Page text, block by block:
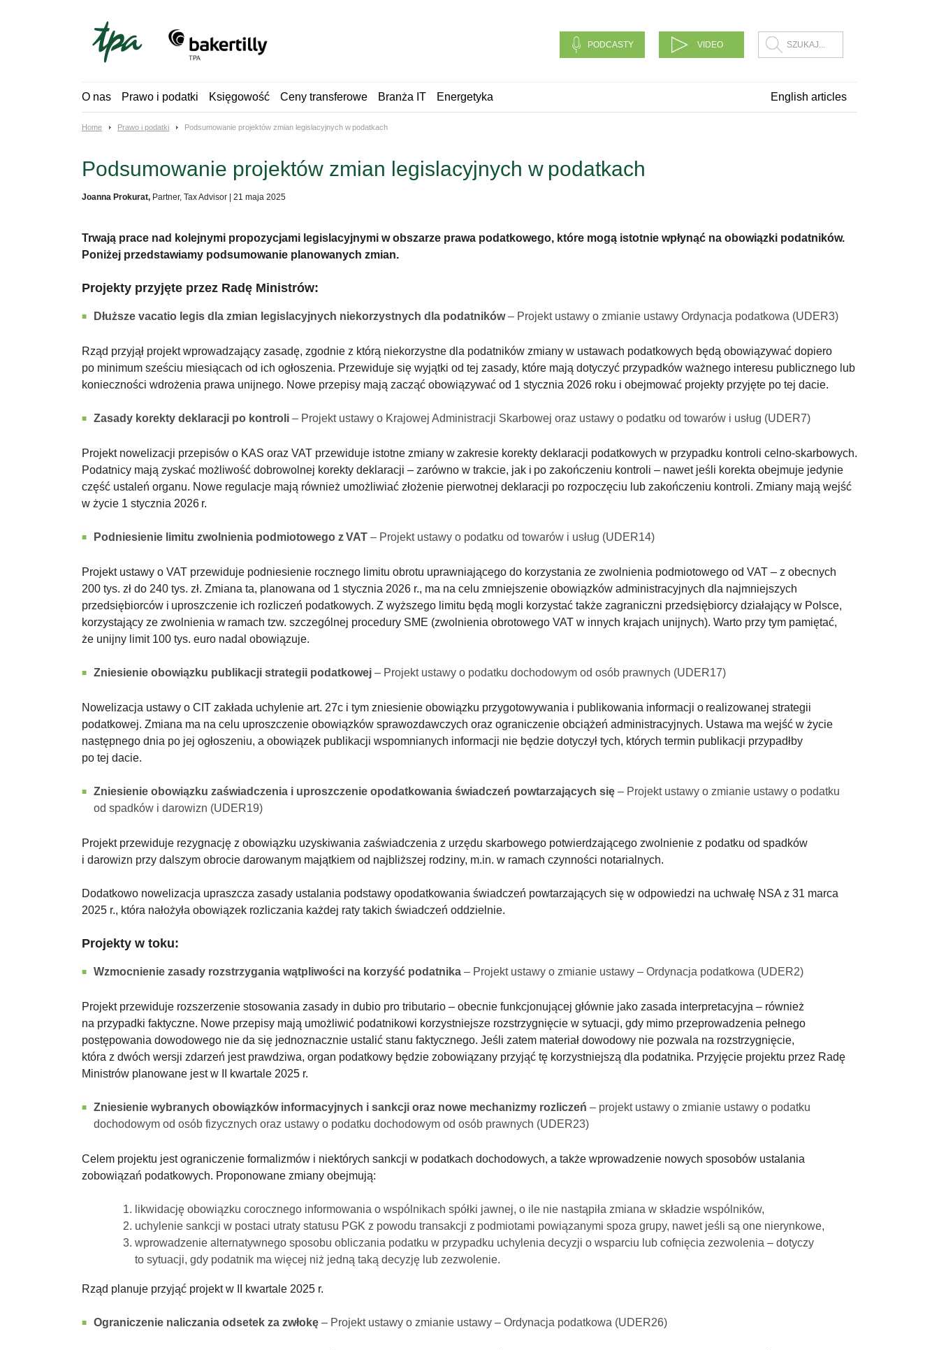
PODCASTY VIDEO
O nas Prawo i podatki Księgowość Ceny transferowe Branża IT Energetyka English articles
Home Prawo i podatki Podsumowanie projektów zmian legislacyjnych w podatkach
Podsumowanie projektów zmian legislacyjnych w podatkach
Joanna Prokurat, Partner, Tax Advisor 21 maja 2025
Trwają prace nad kolejnymi propozycjami legislacyjnymi w obszarze prawa podatkowego, które mogą istotnie wpłynąć na obowiązki podatników.
Poniżej przedstawiamy podsumowanie planowanych zmian.
Projekty przyjęte przez Radę Ministrów:
Dłuższe vacatio legis dla zmian legislacyjnych niekorzystnych dla podatników– Projekt ustawy o zmianie ustawy Ordynacja podatkowa (UDER3)
Rząd przyjął projekt wprowadzający zasadę, zgodnie z którą niekorzystne dla podatników zmiany w ustawach podatkowych będą obowiązywać dopiero
po minimum sześciu miesiącach od ich ogłoszenia. Przewiduje się wyjątki od tej zasady, które mają dotyczyć przypadków ważnego interesu publicznego lub
konieczności wdrożenia prawa unijnego. Nowe przepisy mają zacząć obowiązywać od 1 stycznia 2026 roku i obejmować projekty przyjęte po tej dacie.
Zasady korekty deklaracji po kontroli – Projekt ustawy o Krajowej Administracji Skarbowej oraz ustawy o podatku od towarów i usług (UDER7)
Projekt nowelizacji przepisów o KAS oraz VAT przewiduje istotne zmiany w zakresie korekty deklaracji podatkowych w przypadku kontroli celno-skarbowych.
Podatnicy mają zyskać możliwość dobrowolnej korekty deklaracji – zarówno w trakcie, jak i po zakończeniu kontroli – nawet jeśli korekta obejmuje jedynie
część ustaleń organu. Nowe regulacje mają również umożliwiać złożenie pierwotnej deklaracji po rozpoczęciu lub zakończeniu kontroli. Zmiany mają wejść
w życie 1 stycznia 2026 r.
Podniesienie limitu zwolnienia podmiotowego z VAT – Projekt ustawy o podatku od towarów i usług (UDER14)
Projekt ustawy o VAT przewiduje podniesienie rocznego limitu obrotu uprawniającego do korzystania ze zwolnienia podmiotowego od VAT – z obecnych
200 tys. zł do 240 tys. zł. Zmiana ta, planowana od 1 stycznia 2026 r., ma na celu zmniejszenie obowiązków administracyjnych dla najmniejszych
przedsiębiorców i uproszczenie ich rozliczeń podatkowych. Z wyższego limitu będą mogli korzystać także zagraniczni przedsiębiorcy działający w Polsce,
korzystający ze zwolnienia w ramach tzw. szczególnej procedury SME (zwolnienia obrotowego VAT w innych krajach unijnych). Warto przy tym pamiętać,
że unijny limit 100 tys. euro nadal obowiązuje.
Zniesienie obowiązku publikacji strategii podatkowej – Projekt ustawy o podatku dochodowym od osób prawnych (UDER17)
Nowelizacja ustawy o CIT zakłada uchylenie art. 27c i tym zniesienie obowiązku przygotowywania i publikowania informacji o realizowanej strategii
podatkowej. Zmiana ma na celu uproszczenie obowiązków sprawozdawczych oraz ograniczenie obciążeń administracyjnych. Ustawa ma wejść w życie
następnego dnia po jej ogłoszeniu, a obowiązek publikacji wspomnianych informacji nie będzie dotyczył tych, których termin publikacji przypadłby
po tej dacie.
Zniesienie obowiązku zaświadczenia i uproszczenie opodatkowania świadczeń powtarzających się – Projekt ustawy o zmianie ustawy o podatku
od spadków i darowizn (UDER19)
Projekt przewiduje rezygnację z obowiązku uzyskiwania zaświadczenia z urzędu skarbowego potwierdzającego zwolnienie z podatku od spadków
i darowizn przy dalszym obrocie darowanym majątkiem od najbliższej rodziny, m.in. w ramach czynności notarialnych.
Dodatkowo nowelizacja upraszcza zasady ustalania podstawy opodatkowania świadczeń powtarzających się w odpowiedzi na uchwałę NSA z 31 marca
2025 r., która nałożyła obowiązek rozliczania każdej raty takich świadczeń oddzielnie.
Projekty w toku:
Wzmocnienie zasady rozstrzygania wątpliwości na korzyść podatnika – Projekt ustawy o zmianie ustawy – Ordynacja podatkowa (UDER2)
Projekt przewiduje rozszerzenie stosowania zasady in dubio pro tributario – obecnie funkcjonującej głównie jako zasada interpretacyjna – również
na przypadki faktyczne. Nowe przepisy mają umożliwić podatnikowi korzystniejsze rozstrzygnięcie w sytuacji, gdy mimo przeprowadzenia pełnego
postępowania dowodowego nie da się jednoznacznie ustalić stanu faktycznego. Jeśli zatem materiał dowodowy nie pozwala na rozstrzygnięcie,
która z dwóch wersji zdarzeń jest prawdziwa, organ podatkowy będzie zobowiązany przyjąć tę korzystniejszą dla podatnika. Przyjęcie projektu przez Radę
Ministrów planowane jest w II kwartale 2025 r.
Zniesienie wybranych obowiązków informacyjnych i sankcji oraz nowe mechanizmy rozliczeń – projekt ustawy o zmianie ustawy o podatku
dochodowym od osób fizycznych oraz ustawy o podatku dochodowym od osób prawnych (UDER23)
Celem projektu jest ograniczenie formalizmów i niektórych sankcji w podatkach dochodowych, a także wprowadzenie nowych sposobów ustalania
zobowiązań podatkowych. Proponowane zmiany obejmują:
likwidację obowiązku corocznego informowania o wspólnikach spółki jawnej, o ile nie nastąpiła zmiana w składzie wspólników,
uchylenie sankcji w postaci utraty statusu PGK z powodu transakcji z podmiotami powiązanymi spoza grupy, nawet jeśli są one nierynkowe,
wprowadzenie alternatywnego sposobu obliczania podatku w przypadku uchylenia decyzji o wsparciu lub cofnięcia zezwolenia – dotyczy
to sytuacji, gdy podatnik ma więcej niż jedną taką decyzję lub zezwolenie.
Rząd planuje przyjąć projekt w II kwartale 2025 r.
Ograniczenie naliczania odsetek za zwłokę – Projekt ustawy o zmianie ustawy – Ordynacja podatkowa (UDER26)